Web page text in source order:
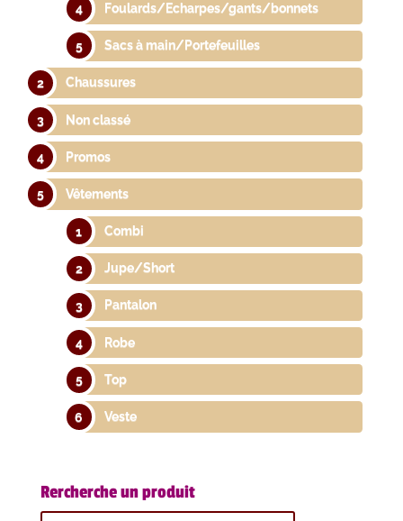
Foulards/Echarpes/gants/bonnets
Sacs à main/Portefeuilles
Chaussures
Non classé
Promos
Vêtements
Combi
Jupe/Short
Pantalon
Robe
Top
Veste
Rercherche un produit